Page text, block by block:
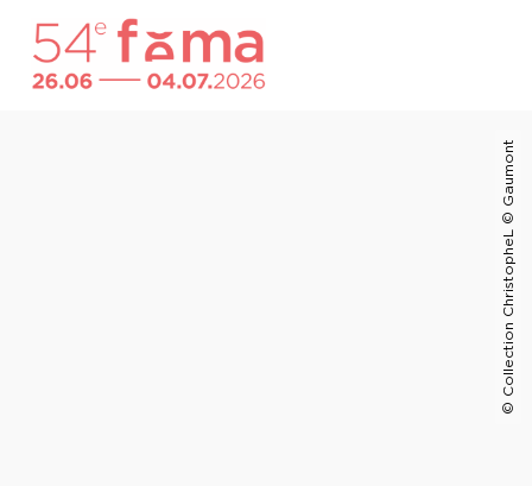
© Collection ChristopheL © Gaumont